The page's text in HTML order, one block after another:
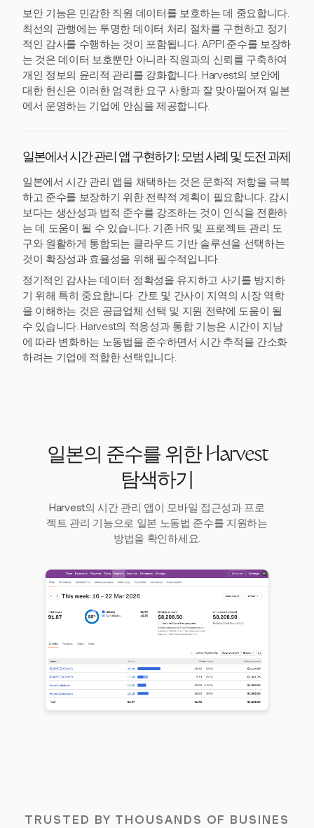
보안 기능은 민감한 직원 데이터를 보호하는 데 중요합니다.
최선의 관행에는 투명한 데이터 처리 절차를 구현하고 정기
적인 감사를 수행하는 것이 포함됩니다. APPI 준수를 보장하
는 것은 데이터 보호뿐만 아니라 직원과의 신뢰를 구축하여
개인 정보의 윤리적 관리를 강화합니다. Harvest의 보안에
대한 헌신은 이러한 엄격한 요구 사항과 잘 맞아떨어져 일본
에서 운영하는 기업에 안심을 제공합니다.
일본에서 시간 관리 앱 구현하기: 모범 사례 및 도전 과제
일본에서 시간 관리 앱을 채택하는 것은 문화적 저항을 극복
하고 준수를 보장하기 위한 전략적 계획이 필요합니다. 감시
보다는 생산성과 법적 준수를 강조하는 것이 인식을 전환하
는 데 도움이 될 수 있습니다. 기존 HR 및 프로젝트 관리 도
구와 원활하게 통합되는 클라우드 기반 솔루션을 선택하는
것이 확장성과 효율성을 위해 필수적입니다.
정기적인 감사는 데이터 정확성을 유지하고 사기를 방지하
기 위해 특히 중요합니다. 간토 및 간사이 지역의 시장 역학
을 이해하는 것은 공급업체 선택 및 지원 전략에 도움이 될
수 있습니다. Harvest의 적응성과 통합 기능은 시간이 지남
에 따라 변화하는 노동법을 준수하면서 시간 추적을 간소화
하려는 기업에 적합한 선택입니다.
일본의 준수를 위한 Harvest
탐색하기
Harvest의 시간 관리 앱이 모바일 접근성과 프로
젝트 관리 기능으로 일본 노동법 준수를 지원하는
방법을 확인하세요.
TRUSTED BY THOUSANDS OF BUSINES